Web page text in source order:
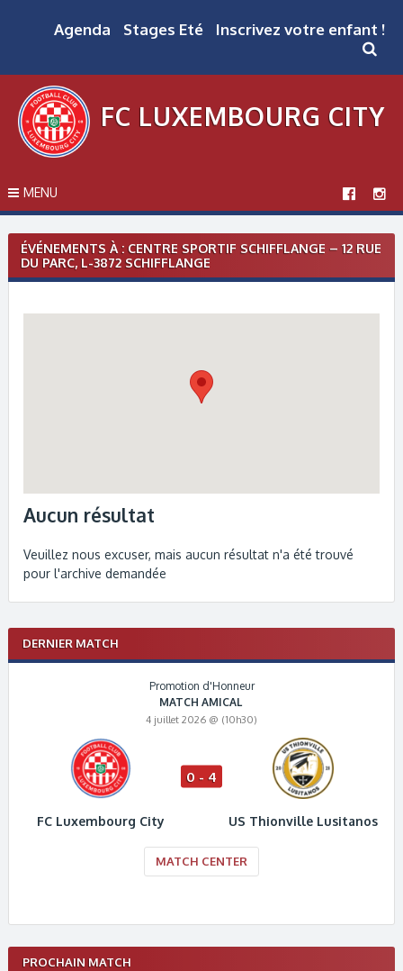
Agenda Stages Eté Inscrivez votre enfant !
FC LUXEMBOURG CITY
MENU
ÉVÉNEMENTS À : CENTRE SPORTIF SCHIFFLANGE – 12 RUE
DU PARC, L-3872 SCHIFFLANGE
Aucun résultat
Veuillez nous excuser, mais aucun résultat n'a été trouvé
pour l'archive demandée
DERNIER MATCH
Promotion d'Honneur
MATCH AMICAL
4 juillet 2026 @ (10h30)
FC Luxembourg City
0 - 4
US Thionville Lusitanos
MATCH CENTER
PROCHAIN MATCH